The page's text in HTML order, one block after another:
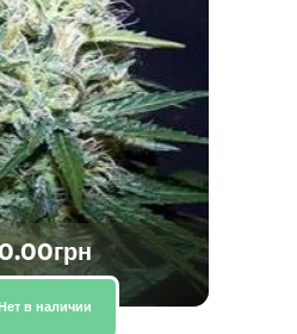
в наличии